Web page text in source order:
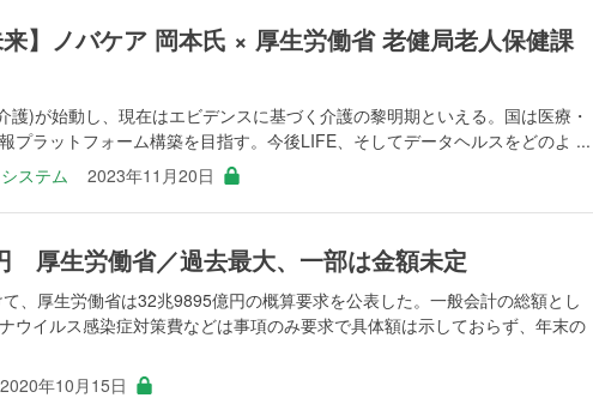
来】ノバケア 岡本氏 × 厚生労働省 老健局老人保健課
護)が始動し、現在はエビデンスに基づく介護の黎明期といえる。国は医療・
プラットフォーム構築を目指す。今後LIFE、そしてデータヘルスをどのよ ...
ステム 2023年11月20日
厚生労働省／過去最大、一部は金額未定
、厚生労働省は32兆9895億円の概算要求を公表した。一般会計の総額とし
ウイルス感染症対策費などは事項のみ要求で具体額は示しておらず、年末の
2020年10月15日